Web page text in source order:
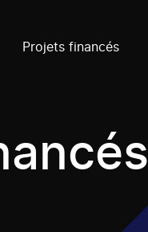
Projets financés